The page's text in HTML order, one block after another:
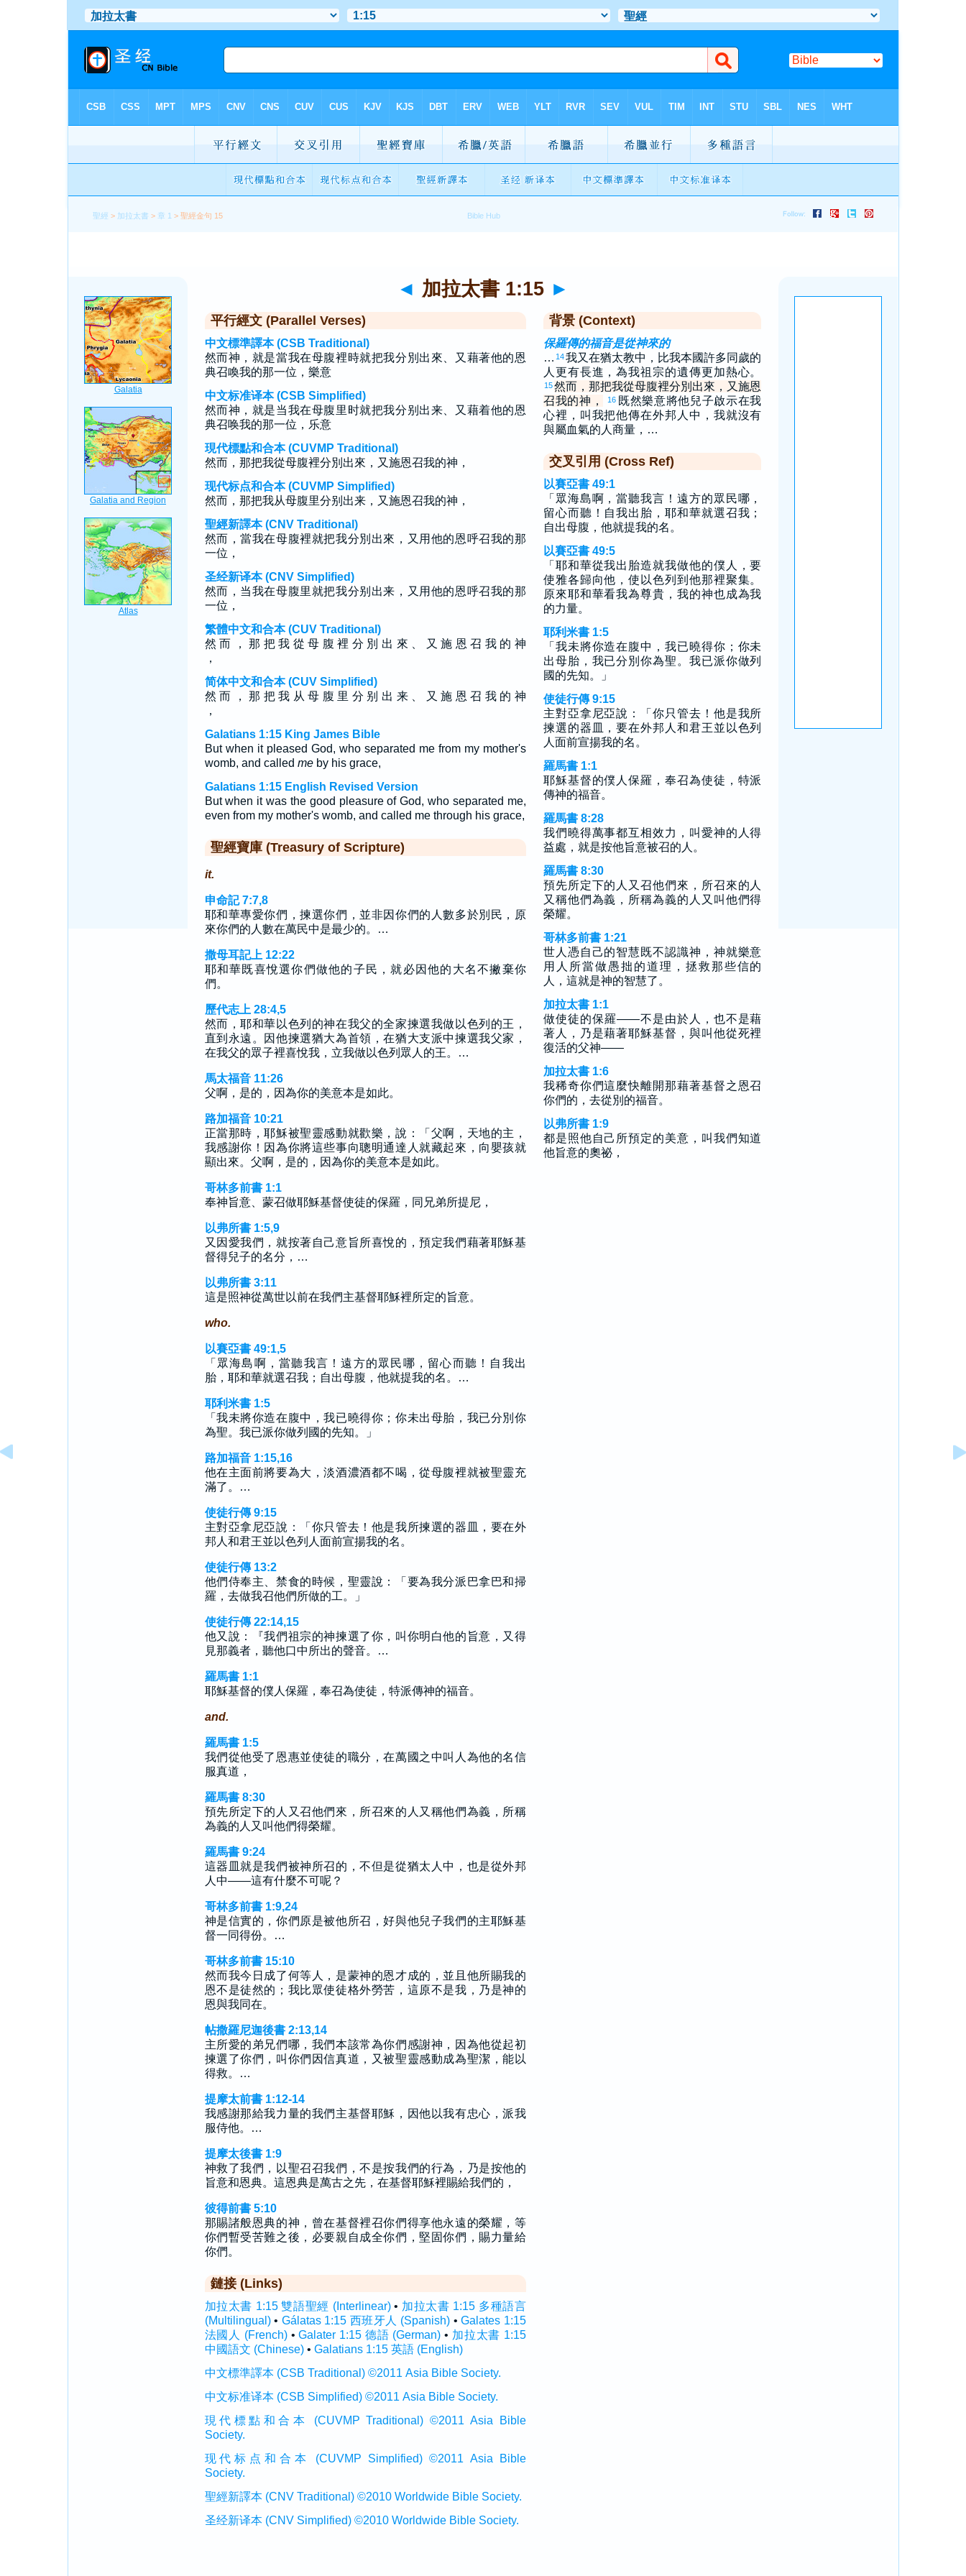
聖經 > 加拉太書 > 章 1 > 聖經金句 15
◄ 加拉太書 1:15 ►
平行經文 (Parallel Verses)
中文標準譯本 (CSB Traditional)
然而神，就是當我在母腹裡時就把我分別出來、又藉著他的恩
典召喚我的那一位，樂意
中文标准译本 (CSB Simplified)
然而神，就是当我在母腹里时就把我分别出来、又藉着他的恩
典召唤我的那一位，乐意
現代標點和合本 (CUVMP Traditional)
然而，那把我從母腹裡分別出來，又施恩召我的神，
现代标点和合本 (CUVMP Simplified)
然而，那把我从母腹里分别出来，又施恩召我的神，
聖經新譯本 (CNV Traditional)
然而，當我在母腹裡就把我分別出來，又用他的恩呼召我的那
一位，
圣经新译本 (CNV Simplified)
然而，当我在母腹里就把我分别出来，又用他的恩呼召我的那
一位，
繁體中文和合本 (CUV Traditional)
然 而 ， 那 把 我 從 母 腹 裡 分 別 出 來 、 又 施 恩 召 我 的 神
，
简体中文和合本 (CUV Simplified)
然 而 ， 那 把 我 从 母 腹 里 分 别 出 来 、 又 施 恩 召 我 的 神
，
Galatians 1:15 King James Bible
But when it pleased God, who separated me from my mother's
womb, and called meby his grace,
Galatians 1:15 English Revised Version
But when it was the good pleasure of God, who separated me,
even from my mother's womb, and called me through his grace,
聖經寶庫 (Treasury of Scripture)
it.
申命記 7:7,8
耶和華專愛你們，揀選你們，並非因你們的人數多於別民，原
來你們的人數在萬民中是最少的。…
撒母耳記上 12:22
耶和華既喜悅選你們做他的子民，就必因他的大名不撇棄你
們。
歷代志上 28:4,5
然而，耶和華以色列的神在我父的全家揀選我做以色列的王，
直到永遠。因他揀選猶大為首領，在猶大支派中揀選我父家，
在我父的眾子裡喜悅我，立我做以色列眾人的王。…
馬太福音 11:26
父啊，是的，因為你的美意本是如此。
路加福音 10:21
正當那時，耶穌被聖靈感動就歡樂，說：「父啊，天地的主，
我感謝你！因為你將這些事向聰明通達人就藏起來，向嬰孩就
顯出來。父啊，是的，因為你的美意本是如此。
哥林多前書 1:1
奉神旨意、蒙召做耶穌基督使徒的保羅，同兄弟所提尼，
以弗所書 1:5,9
又因愛我們，就按著自己意旨所喜悅的，預定我們藉著耶穌基
督得兒子的名分，…
以弗所書 3:11
這是照神從萬世以前在我們主基督耶穌裡所定的旨意。
who.
以賽亞書 49:1,5
「眾海島啊，當聽我言！遠方的眾民哪，留心而聽！自我出
胎，耶和華就選召我；自出母腹，他就提我的名。…
耶利米書 1:5
「我未將你造在腹中，我已曉得你；你未出母胎，我已分別你
為聖。我已派你做列國的先知。」
路加福音 1:15,16
他在主面前將要為大，淡酒濃酒都不喝，從母腹裡就被聖靈充
滿了。…
使徒行傳 9:15
主對亞拿尼亞說：「你只管去！他是我所揀選的器皿，要在外
邦人和君王並以色列人面前宣揚我的名。
使徒行傳 13:2
他們侍奉主、禁食的時候，聖靈說：「要為我分派巴拿巴和掃
羅，去做我召他們所做的工。」
使徒行傳 22:14,15
他又說：『我們祖宗的神揀選了你，叫你明白他的旨意，又得
見那義者，聽他口中所出的聲音。…
羅馬書 1:1
耶穌基督的僕人保羅，奉召為使徒，特派傳神的福音。
and.
羅馬書 1:5
我們從他受了恩惠並使徒的職分，在萬國之中叫人為他的名信
服真道，
羅馬書 8:30
預先所定下的人又召他們來，所召來的人又稱他們為義，所稱
為義的人又叫他們得榮耀。
羅馬書 9:24
這器皿就是我們被神所召的，不但是從猶太人中，也是從外邦
人中——這有什麼不可呢？
哥林多前書 1:9,24
神是信實的，你們原是被他所召，好與他兒子我們的主耶穌基
督一同得份。…
哥林多前書 15:10
然而我今日成了何等人，是蒙神的恩才成的，並且他所賜我的
恩不是徒然的；我比眾使徒格外勞苦，這原不是我，乃是神的
恩與我同在。
帖撒羅尼迦後書 2:13,14
主所愛的弟兄們哪，我們本該常為你們感謝神，因為他從起初
揀選了你們，叫你們因信真道，又被聖靈感動成為聖潔，能以
得救。…
提摩太前書 1:12-14
我感謝那給我力量的我們主基督耶穌，因他以我有忠心，派我
服侍他。…
提摩太後書 1:9
神救了我們，以聖召召我們，不是按我們的行為，乃是按他的
旨意和恩典。這恩典是萬古之先，在基督耶穌裡賜給我們的，
彼得前書 5:10
那賜諸般恩典的神，曾在基督裡召你們得享他永遠的榮耀，等
你們暫受苦難之後，必要親自成全你們，堅固你們，賜力量給
你們。
鏈接 (Links)
加拉太書 1:15 雙語聖經 (Interlinear)• 加拉太書 1:15 多種語言
(Multilingual)• Gálatas 1:15 西班牙人 (Spanish) •Galates 1:15
法國人 (French)•Galater 1:15 德語 (German) • 加拉太書 1:15
中國語文 (Chinese)• Galatians 1:15 英語 (English)
中文標準譯本 (CSB Traditional) ©2011 Asia Bible Society.
中文标准译本 (CSB Simplified) ©2011 Asia Bible Society.
現代標點和合本 (CUVMP Traditional) ©2011 Asia Bible
Society.
现代标点和合本 (CUVMP Simplified) ©2011 Asia Bible
Society.
聖經新譯本 (CNV Traditional) ©2010 Worldwide Bible Society.
圣经新译本 (CNV Simplified) ©2010 Worldwide Bible Society.
背景 (Context)
保羅傳的福音是從神來的
… 14我又在猶太教中，比我本國許多同歲的
人更有長進，為我祖宗的遺傳更加熱心。
15然而，那把我從母腹裡分別出來，又施恩
召我的神，
16 既然樂意將他兒子啟示在我
心裡，叫我把他傳在外邦人中，我就沒有
與屬血氣的人商量，…
交叉引用 (Cross Ref)
以賽亞書 49:1
「眾海島啊，當聽我言！遠方的眾民哪，
留心而聽！自我出胎，耶和華就選召我；
自出母腹，他就提我的名。
以賽亞書 49:5
「耶和華從我出胎造就我做他的僕人，要
使雅各歸向他，使以色列到他那裡聚集。
原來耶和華看我為尊貴，我的神也成為我
的力量。
耶利米書 1:5
「我未將你造在腹中，我已曉得你；你未
出母胎，我已分別你為聖。我已派你做列
國的先知。」
使徒行傳 9:15
主對亞拿尼亞說：「你只管去！他是我所
揀選的器皿，要在外邦人和君王並以色列
人面前宣揚我的名。
羅馬書 1:1
耶穌基督的僕人保羅，奉召為使徒，特派
傳神的福音。
羅馬書 8:28
我們曉得萬事都互相效力，叫愛神的人得
益處，就是按他旨意被召的人。
羅馬書 8:30
預先所定下的人又召他們來，所召來的人
又稱他們為義，所稱為義的人又叫他們得
榮耀。
哥林多前書 1:21
世人憑自己的智慧既不認識神，神就樂意
用人所當做愚拙的道理，拯救那些信的
人，這就是神的智慧了。
加拉太書 1:1
做使徒的保羅——不是由於人，也不是藉
著人，乃是藉著耶穌基督，與叫他從死裡
復活的父神——
加拉太書 1:6
我稀奇你們這麼快離開那藉著基督之恩召
你們的，去從別的福音。
以弗所書 1:9
都是照他自己所預定的美意，叫我們知道
他旨意的奧祕，